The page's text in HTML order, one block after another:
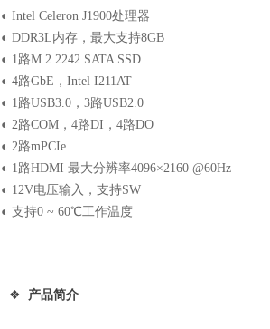
◐ Intel Celeron J1900处理器
◐ DDR3L内存，最大支持8GB
◐ 1路M.2 2242 SATA SSD
◐ 4路GbE，Intel I211AT
◐ 1路USB3.0，3路USB2.0
◐ 2路COM，4路DI，4路DO
◐ 2路mPCIe
◐ 1路HDMI 最大分辨率4096×2160 @60Hz
◐ 12V电压输入，支持SW
◐ 支持0 ~ 60℃工作温度
❖ 产品简介